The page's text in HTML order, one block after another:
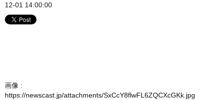
12-01 14:00:00
画像 :
https://newscast.jp/attachments/SxCcY8flwFL6ZQCXcGKk.jpg